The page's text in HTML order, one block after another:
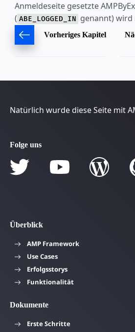
Anmeldeseite gesetzte
( ABE_LOGGED_IN genannt) wird
Vorheriges Kapitel
Natürlich wurde diese Seite mit
Folge uns
Überblick
AMP Framework
Use Cases
Erfolgsstorys
Funktionalität
Dokumente
Erste Schritte